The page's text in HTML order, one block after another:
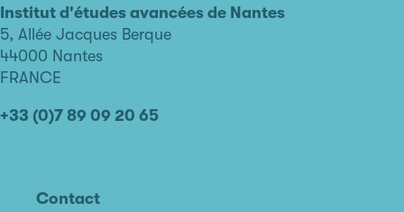
avancées
de
Nantes
Institut d'études avancées de Nantes
5, Allée Jacques Berque
44000 Nantes
FRANCE
+33 (0)7 89 09 20 65
Contact